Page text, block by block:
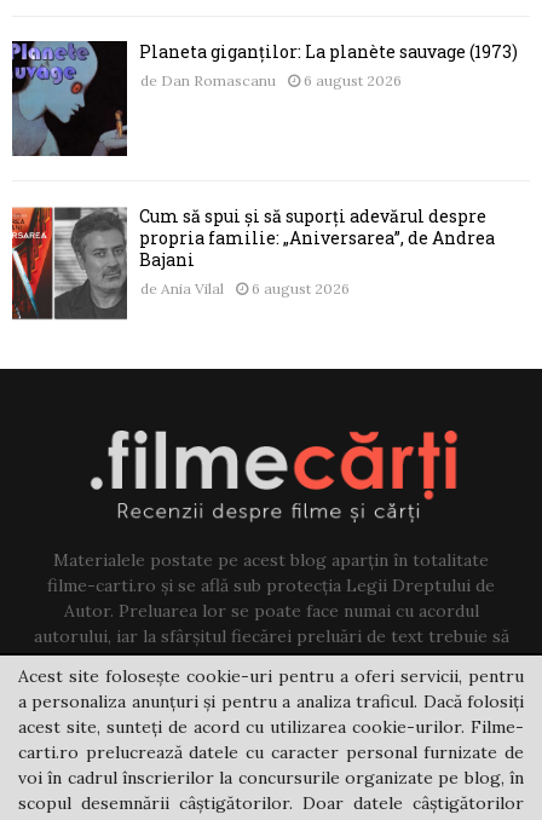
Planeta giganților: La planète sauvage (1973)
de Dan Romascanu 6 august 2026
Cum să spui și să suporți adevărul despre
propria familie: „Aniversarea”, de Andrea
Bajani
de Ania Vilal 6 august 2026
Materialele postate pe acest blog aparțin în totalitate
filme-carti.ro și se află sub protecția Legii Dreptului de
Autor. Preluarea lor se poate face numai cu acordul
autorului, iar la sfârșitul fiecărei preluări de text trebuie să
existe un link către acest blog.
Contact us:jovi@filme-carti.ro
Acest site folosește cookie-uri pentru a oferi servicii, pentru
a personaliza anunțuri și pentru a analiza traficul. Dacă folosiți
acest site, sunteți de acord cu utilizarea cookie-urilor. Filme-
carti.ro prelucrează datele cu caracter personal furnizate de
voi în cadrul înscrierilor la concursurile organizate pe blog, în
scopul desemnării câștigătorilor. Doar datele câștigătorilor